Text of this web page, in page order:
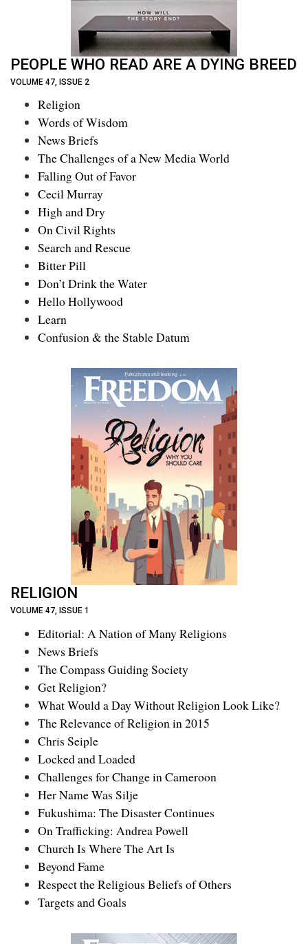
PEOPLE WHO READ ARE A DYING BREED
VOLUME 47, ISSUE 2
Religion
Words of Wisdom
News Briefs
The Challenges of a New Media World
Falling Out of Favor
Cecil Murray
High and Dry
On Civil Rights
Search and Rescue
Bitter Pill
Don’t Drink the Water
Hello Hollywood
Learn
Confusion & the Stable Datum
RELIGION
VOLUME 47, ISSUE 1
Editorial: A Nation of Many Religions
News Briefs
The Compass Guiding Society
Get Religion?
What Would a Day Without Religion Look Like?
The Relevance of Religion in 2015
Chris Seiple
Locked and Loaded
Challenges for Change in Cameroon
Her Name Was Silje
Fukushima: The Disaster Continues
On Trafficking: Andrea Powell
Church Is Where The Art Is
Beyond Fame
Respect the Religious Beliefs of Others
Targets and Goals